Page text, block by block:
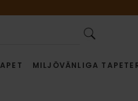
MILJÖVÄNLIGA